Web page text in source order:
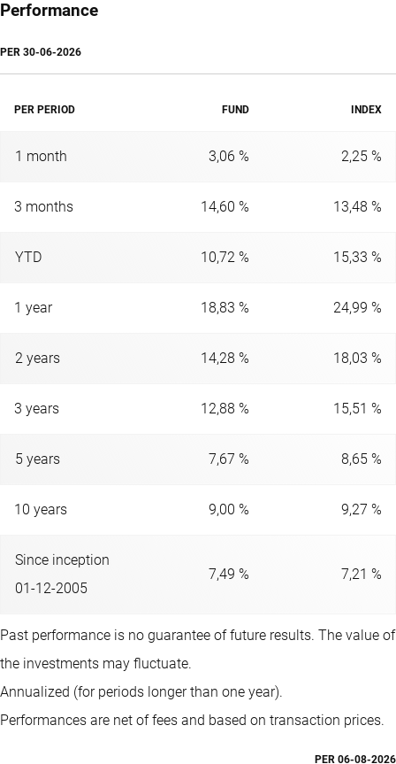
Performance
PER 30-06-2026
PER PERIOD FUND INDEX
1 month 3,06 % 2,25 %
3 months 14,60 % 13,48 %
YTD 10,72 % 15,33 %
1 year 18,83 % 24,99 %
2 years 14,28 % 18,03 %
3 years 12,88 % 15,51 %
5 years 7,67 % 8,65 %
10 years 9,00 % 9,27 %
Since inception
01-12-2005
7,49 % 7,21 %
Past performance is no guarantee of future results. The value of
the investments may fluctuate.
Annualized (for periods longer than one year).
Performances are net of fees and based on transaction prices.
PER 06-08-2026